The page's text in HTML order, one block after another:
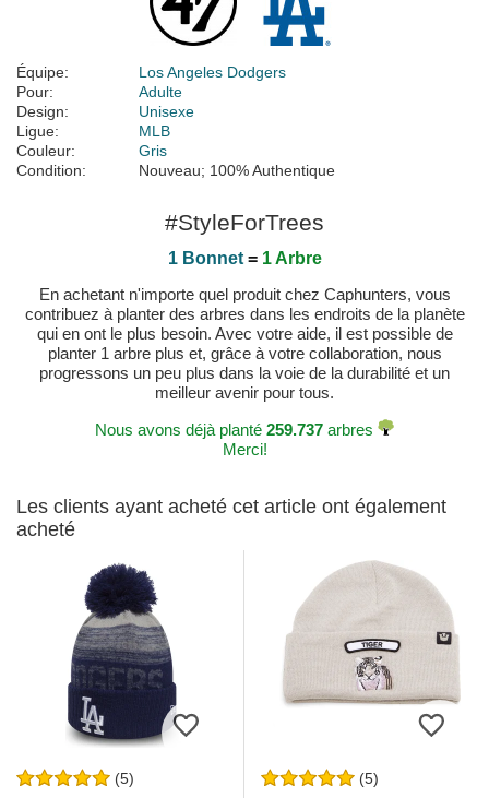
Équipe:
Los Angeles Dodgers
Pour:
Adulte
Design:
Unisexe
Ligue:
MLB
Couleur:
Gris
Condition:
Nouveau; 100% Authentique
#StyleForTrees
1 Bonnet= 1 Arbre
En achetant n'importe quel produit chez Caphunters, vous
contribuez à planter des arbres dans les endroits de la planète
qui en ont le plus besoin. Avec votre aide, il est possible de
planter 1 arbre plus et, grâce à votre collaboration, nous
progressons un peu plus dans la voie de la durabilité et un
meilleur avenir pour tous.
Nous avons déjà planté 259.737 arbres
Merci!
Les clients ayant acheté cet article ont également
acheté
(5) (5)